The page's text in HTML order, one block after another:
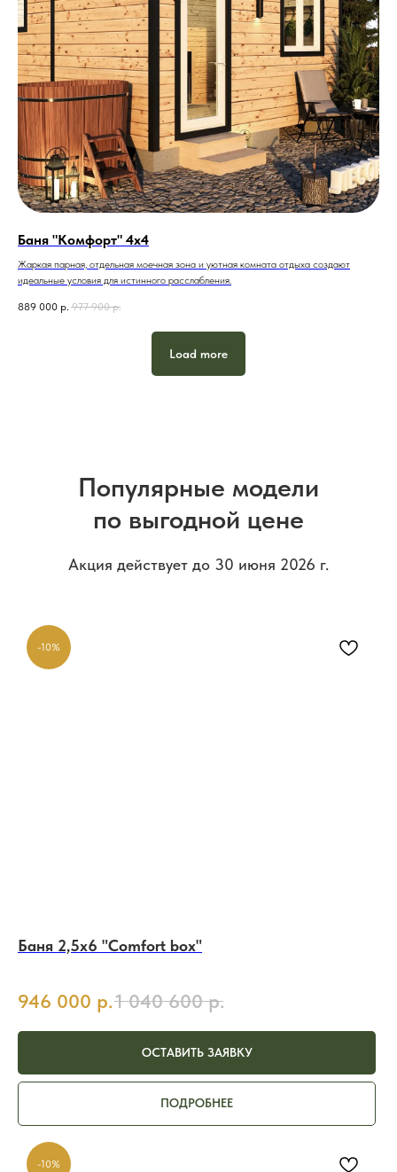
Баня "Комфорт" 4х4
Жаркая парная, отдельная моечная зона и уютная комната отдыха создают
идеальные условия для истинного расслабления.
889 000 р. 977 900 р.
Load more
Популярные модели
по выгодной цене
Акция действует до 30 июня 2026 г.
-10%
Баня 2,5х6 "Comfort box"
946 000 р.1 040 600 р.
ОСТАВИТЬ ЗАЯВКУ
ПОДРОБНЕЕ
-10%